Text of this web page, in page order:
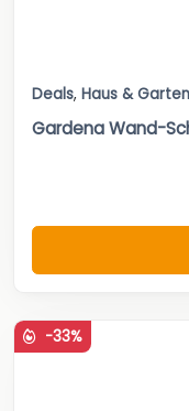
Deals, Haus & Garten
Gardena Wand-
-33%